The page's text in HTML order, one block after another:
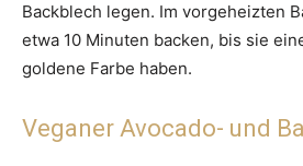
Backblech legen. Im vorgeheizten
etwa 10 Minuten backen, bis sie
goldene Farbe haben.
Veganer Avocado- und